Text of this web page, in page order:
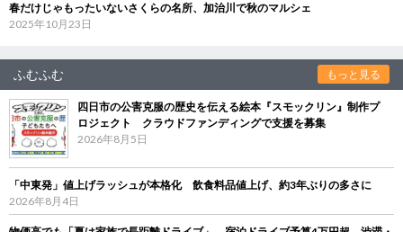
春だけじゃもったいないさくらの名所、加治川で秋のマルシェ
2025年10月23日
ふむふむ もっと見る
四日市の公害克服の歴史を伝える絵本『スモックリン』制作プ
ロジェクト クラウドファンディングで支援を募集
2026年8月5日
「中東発」値上げラッシュが本格化 飲食料品値上げ、約3年ぶりの多さに
2026年8月4日